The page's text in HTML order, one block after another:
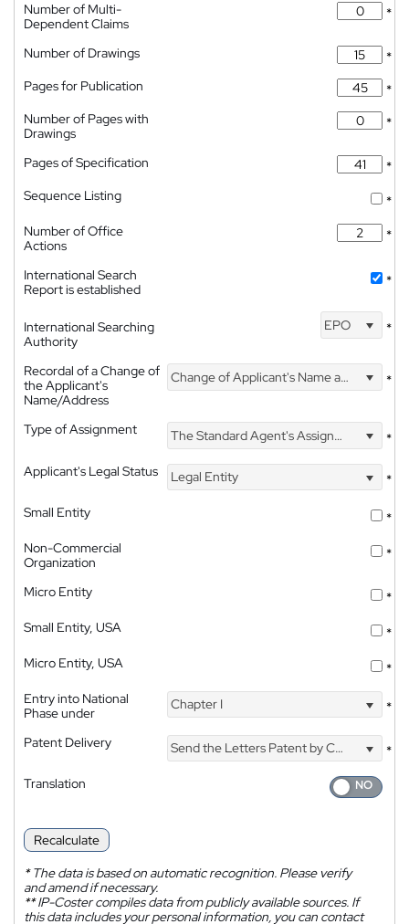
Number of Multi-
Dependent Claims
*
Number of Drawings
*
Pages for Publication
*
Number of Pages with
Drawings
*
Pages of Specification
*
Sequence Listing
*
Number of Office
Actions
*
International Search
Report is established
*
International Searching
Authority
EPO *
Recordal of a Change of
the Applicant's
Name/Address
Change of Applicant's Name and Address *
Type of Assignment The Standard Agent's Assignment
*
Applicant's Legal Status
Legal Entity
*
Small Entity
*
Non-Commercial
Organization
*
Micro Entity
*
Small Entity, USA
*
Micro Entity, USA
*
Entry into National
Phase under
Chapter I *
Patent Delivery Send the Letters Patent by Courier
*
Translation
Recalculate
*The data is based on automatic recognition. Please verify
and amend if necessary.
**IP-Coster compiles data from publicly available sources. If
this data includes your personal information, you can contact